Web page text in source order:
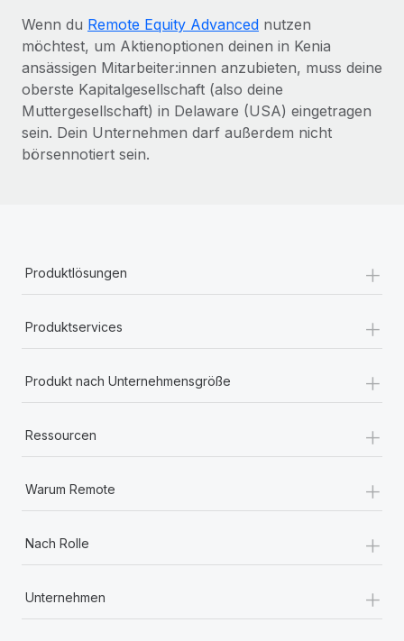
Wenn du Remote Equity Advanced nutzen
möchtest, um Aktienoptionen deinen in Kenia
ansässigen Mitarbeiter:innen anzubieten, muss deine
oberste Kapitalgesellschaft (also deine
Muttergesellschaft) in Delaware (USA) eingetragen
sein. Dein Unternehmen darf außerdem nicht
börsennotiert sein.
Produktlösungen +
Produktservices +
Produkt nach Unternehmensgröße +
Ressourcen +
Warum Remote +
Nach Rolle +
Unternehmen
+